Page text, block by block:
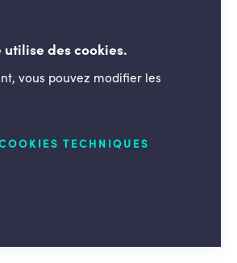
des cookies.
vous pouvez modifier les
TECHNIQUES